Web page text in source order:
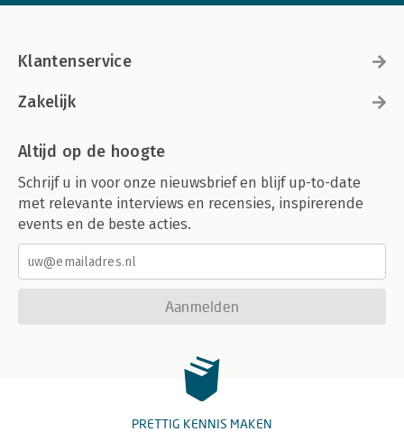
Klantenservice
Zakelijk
Altijd op de hoogte
Schrijf u in voor onze nieuwsbrief en blijf up-to-date
met relevante interviews en recensies, inspirerende
events en de beste acties.
Aanmelden
PRETTIG KENNIS MAKEN